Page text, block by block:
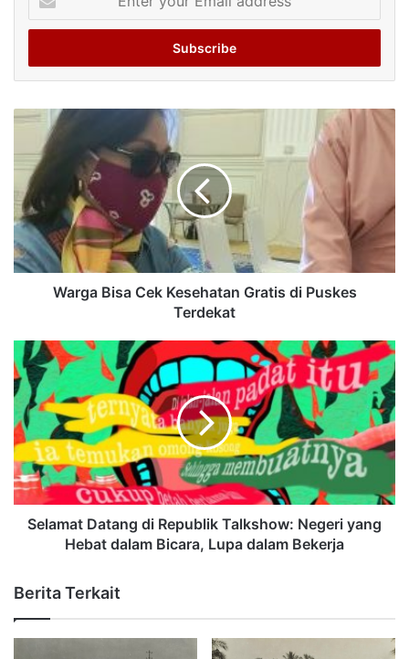
your
Email
Warga Bisa Cek Kesehatan Gratis di Puskes
Terdekat
Selamat Datang di Republik Talkshow: Negeri yang
Hebat dalam Bicara, Lupa dalam Bekerja
Berita Terkait